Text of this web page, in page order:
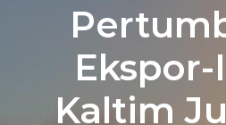
Kaltim